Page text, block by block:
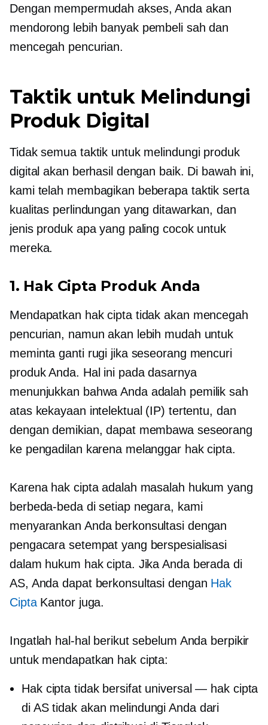
Dengan mempermudah akses, Anda akan
mendorong lebih banyak pembeli sah dan
mencegah pencurian.
Taktik untuk Melindungi
Produk Digital
Tidak semua taktik untuk melindungi produk
digital akan berhasil dengan baik. Di bawah ini,
kami telah membagikan beberapa taktik serta
kualitas perlindungan yang ditawarkan, dan
jenis produk apa yang paling cocok untuk
mereka.
1. Hak Cipta Produk Anda
Mendapatkan hak cipta tidak akan mencegah
pencurian, namun akan lebih mudah untuk
meminta ganti rugi jika seseorang mencuri
produk Anda. Hal ini pada dasarnya
menunjukkan bahwa Anda adalah pemilik sah
atas kekayaan intelektual (IP) tertentu, dan
dengan demikian, dapat membawa seseorang
ke pengadilan karena melanggar hak cipta.
Karena hak cipta adalah masalah hukum yang
berbeda-beda di setiap negara, kami
menyarankan Anda berkonsultasi dengan
pengacara setempat yang berspesialisasi
dalam hukum hak cipta. Jika Anda berada di
AS, Anda dapat berkonsultasi dengan Hak
CiptaKantor juga.
Ingatlah hal-hal berikut sebelum Anda berpikir
untuk mendapatkan hak cipta:
Hak cipta tidak bersifat universal — hak cipta
di AS tidak akan melindungi Anda dari